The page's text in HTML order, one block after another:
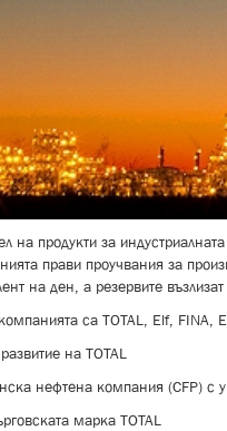
на продукти за
прави проучвания за
на ден, а резервите
са TOTAL, Elf,
на TOTAL
нефтена компания (CFP) с
марка TOTAL